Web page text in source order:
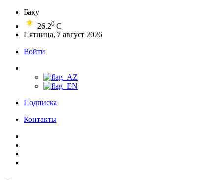
Баку
26.20 C
Пятница, 7 август 2026
Войти
Подписка
Контакты